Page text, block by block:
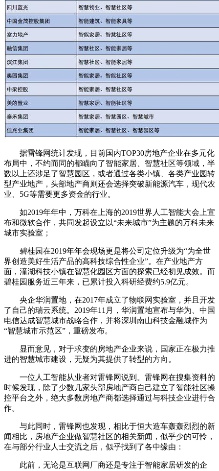
据雷锋网统计发现，目前国内TOP30房地产企业在多元化
布局中，不约而同的都瞄向了智能家居、智慧社区等领域，半
数以上还涉足了智慧园区，或者通过各类小镇、各类产业园转
型产业地产，头部地产商则还会选择突破新能源汽车，现代农
业、5G等需要更多资金的行业。
如2019年年中，万科在上海的2019世界人工智能大会上宣
布和微软合作，共同发起设立以“未来城市”为主题的万科未来
城市实验室；
碧桂园在2019年年会现场更是将公司定位升级为“为全世
界创造美好生活产品的高科技综合性企业”。在产业地产方
面，潼湖科技小镇在智慧化园区方面的探索已经初见成效。而
碧桂园服务近三年来，已累计投入科研经费约5.9亿元。
央企华润置地，在2017年成立了物联网实验室，并且开发
了自己的瑞云系统。2019年11月，华润置地宣布与华为、中国
电信达成智慧城市战略合作，并将深圳南山科技金融城作为
“智慧城市示范区”，重磅发布。
显而意见，对于求变的房地产企业来说，国家正在极力推
进的智慧城市建设，无疑为其提供了转型的方向。
一位人工智能从业者对雷锋网说到。雷锋网在搜集资料的
时候发现，除了少数几家头部房地产商自己建立了智能社区操
控平台之外，绝大多数房地产商都选择通过与科技企业进行合
作。
与此同时，雷锋网也发现，相比于恒大造车轰轰烈烈的新
闻相比，房地产企业做智慧社区的相关新闻，似乎少的可怜，
在与部分行业人士交流之后，似乎找到了各中缘由：
此前，无论是互联网厂商还是专注于智能家居研发的企